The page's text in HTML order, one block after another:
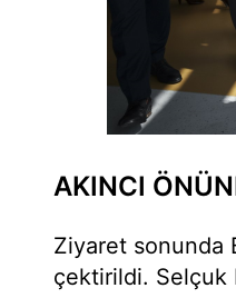
AKINCI
Ziyaret sonunda
çektirildi. Selçuk